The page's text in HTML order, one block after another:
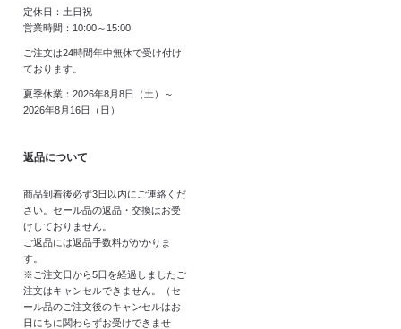
定休日：土日祝
営業時間：10:00～15:00
ご注文は24時間年中無休で受け付け
ております。
夏季休業：2026年8月8日（土）～
2026年8月16日（日）
返品について
商品到着後必ず3日以内にご連絡くだ
さい。セール品の返品・交換はお受
けしておりません。
ご返品には返品手数料がかかりま
す。
※ご注文日から5日を経過しましたご
注文はキャンセルできません。（セ
ール品のご注文後のキャンセルはお
日にちに関わらずお受けできませ